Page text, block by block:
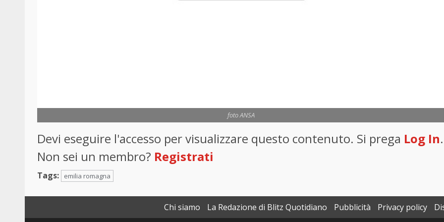
foto ANSA
Devi eseguire l'accesso per visualizzare questo contenuto. Si prega Log In.
Non sei un membro? Registrati
Tags: emilia romagna
Chi siamo La Redazione di Blitz Quotidiano Pubblicità Privacy policy